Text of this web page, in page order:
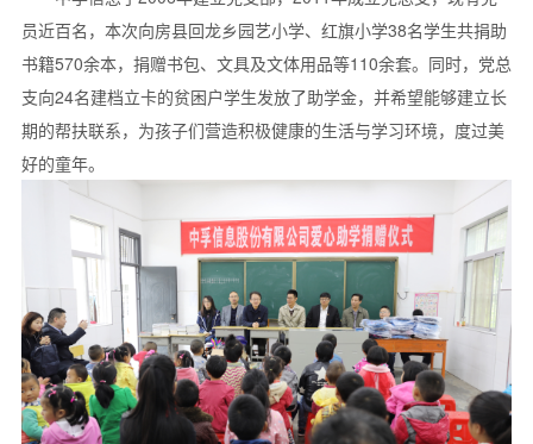
员近百名，本次向房县回龙乡园艺小学、红旗小学38名学生共捐助
书籍570余本，捐赠书包、文具及文体用品等110余套。同时，党总
支向24名建档立卡的贫困户学生发放了助学金，并希望能够建立长
期的帮扶联系，为孩子们营造积极健康的生活与学习环境，度过美
好的童年。